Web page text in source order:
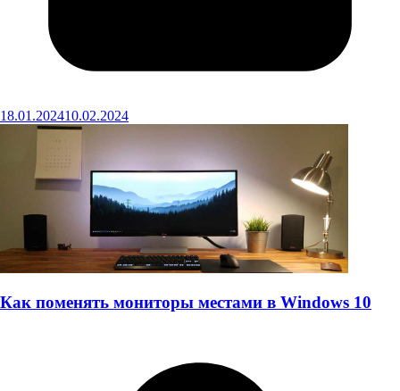
18.01.202410.02.2024
Как поменять мониторы местами в Windows 10